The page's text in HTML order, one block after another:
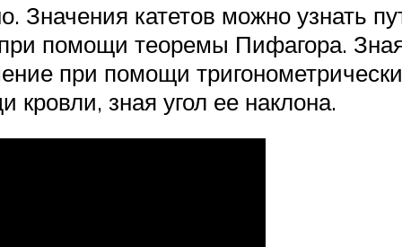
Значения катетов можно узнать
помощи теоремы Пифагора.
при помощи
зная угол ее наклона.